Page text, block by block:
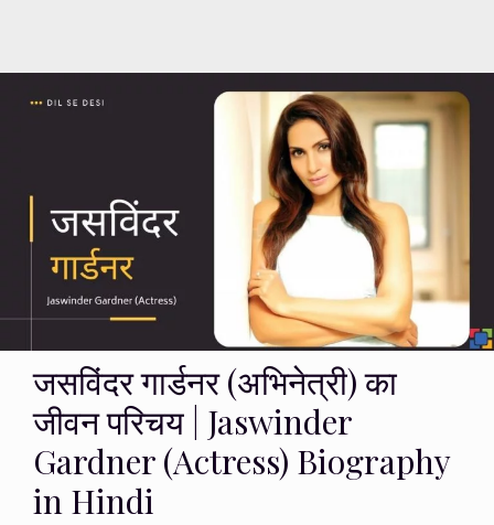
जसविंदर गार्डनर (अभिनेत्री) का
जीवन परिचय | Jaswinder
Gardner (Actress) Biography
in Hindi